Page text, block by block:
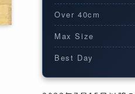
Over 40cm
Max Size
Best Day